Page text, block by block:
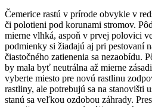
Čemerice rastú v prírode obvykle v
či polotieni pod korunami stromov.
mierne vlhká, aspoň v prvej polovici
podmienky si žiadajú aj pri pestovaní
čiastočného zatienenia sa nezaobídu.
by mala byť neutrálna až mierne
vyberte miesto pre novú rastlinu
rastliny, ale potrebujú sa na stanovišti
stanú sa veľkou ozdobou záhrady.